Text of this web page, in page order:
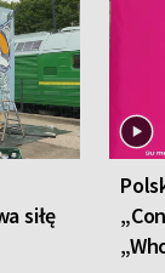
siłę